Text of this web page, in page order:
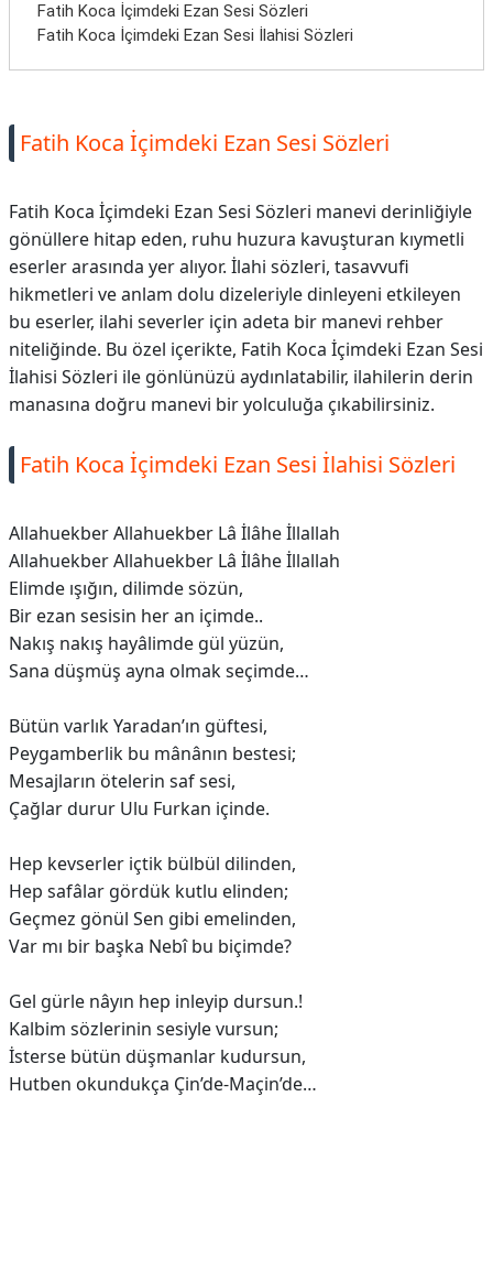
Fatih Koca İçimdeki Ezan Sesi Sözleri
Fatih Koca İçimdeki Ezan Sesi İlahisi Sözleri
Fatih Koca İçimdeki Ezan Sesi Sözleri
Fatih Koca İçimdeki Ezan Sesi Sözleri manevi derinliğiyle
gönüllere hitap eden, ruhu huzura kavuşturan kıymetli
eserler arasında yer alıyor. İlahi sözleri, tasavvufi
hikmetleri ve anlam dolu dizeleriyle dinleyeni etkileyen
bu eserler, ilahi severler için adeta bir manevi rehber
niteliğinde. Bu özel içerikte, Fatih Koca İçimdeki Ezan Sesi
İlahisi Sözleri ile gönlünüzü aydınlatabilir, ilahilerin derin
manasına doğru manevi bir yolculuğa çıkabilirsiniz.
Fatih Koca İçimdeki Ezan Sesi İlahisi Sözleri
Allahuekber Allahuekber Lâ İlâhe İllallah
Allahuekber Allahuekber Lâ İlâhe İllallah
Elimde ışığın, dilimde sözün,
Bir ezan sesisin her an içimde..
Nakış nakış hayâlimde gül yüzün,
Sana düşmüş ayna olmak seçimde…
Bütün varlık Yaradan’ın güftesi,
Peygamberlik bu mânânın bestesi;
Mesajların ötelerin saf sesi,
Çağlar durur Ulu Furkan içinde.
Hep kevserler içtik bülbül dilinden,
Hep safâlar gördük kutlu elinden;
Geçmez gönül Sen gibi emelinden,
Var mı bir başka Nebî bu biçimde?
Gel gürle nâyın hep inleyip dursun.!
Kalbim sözlerinin sesiyle vursun;
İsterse bütün düşmanlar kudursun,
Hutben okundukça Çin’de-Maçin’de…